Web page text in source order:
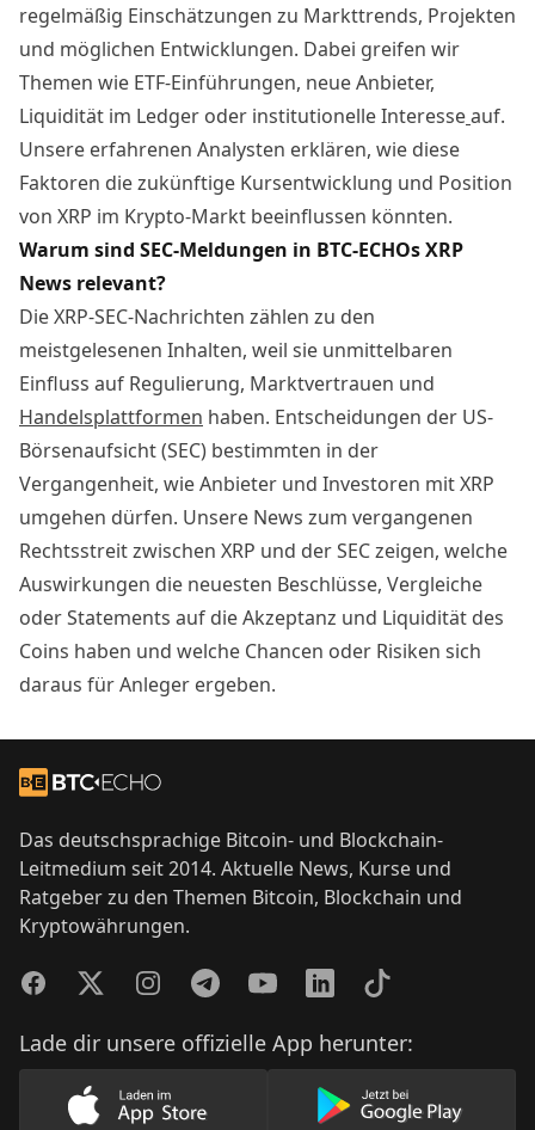
regelmäßig Einschätzungen zu Markttrends, Projekten
und möglichen Entwicklungen. Dabei greifen wir
Themen wie ETF-Einführungen, neue Anbieter,
Liquidität im Ledger oder institutionelle Interesseauf.
Unsere erfahrenen Analysten erklären, wie diese
Faktoren die zukünftige Kursentwicklung und Position
von XRP im Krypto-Markt beeinflussen könnten.
Warum sind SEC-Meldungen in BTC-ECHOs XRP
News relevant?
Die XRP-SEC-Nachrichten zählen zu den
meistgelesenen Inhalten, weil sie unmittelbaren
Einfluss auf Regulierung, Marktvertrauen und
Handelsplattformen haben. Entscheidungen der US-
Börsenaufsicht (SEC) bestimmten in der
Vergangenheit, wie Anbieter und Investoren mit XRP
umgehen dürfen. Unsere News zum vergangenen
Rechtsstreit zwischen XRP und der SEC zeigen, welche
Auswirkungen die neuesten Beschlüsse, Vergleiche
oder Statements auf die Akzeptanz und Liquidität des
Coins haben und welche Chancen oder Risiken sich
daraus für Anleger ergeben.
Zur Startseite
Das deutschsprachige Bitcoin- und Blockchain-
Leitmedium seit 2014. Aktuelle News, Kurse und
Ratgeber zu den Themen Bitcoin, Blockchain und
Kryptowährungen.
FacebookTwitterInstagramTelegramYouTubeLinkedInTikTok
Lade dir unsere offizielle App herunter:
Lade unsere App im AppStore herunter
Lade unsere